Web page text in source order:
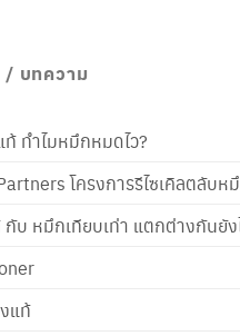
/ บทความ
ทำไมหมึกหมดไว?
โครงการรีไซเคิลตลับห
บ หมึกเทียบเท่า แตกต่างกันยัง
แท้